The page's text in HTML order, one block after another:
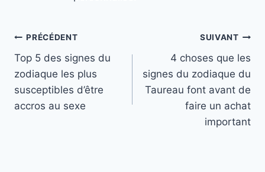
Navigation
de
l’article
PRÉCÉDENT
Top 5 des signes du
zodiaque les plus
susceptibles d’être
accros au sexe
SUIVANT
4 choses que les
signes du zodiaque du
Taureau font avant de
faire un achat
important